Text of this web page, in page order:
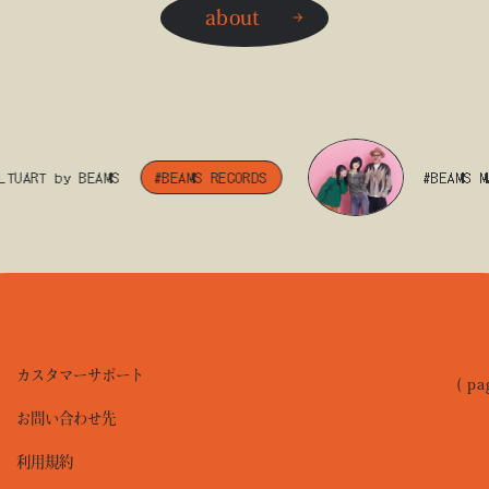
about
by BEAMS #BEAMS RECORDS #BEAMS
(
カスタマーサポート
お問い合わせ先
利用規約